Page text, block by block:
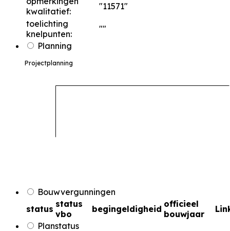
kwalitatief:
"11571"
toelichting
knelpunten:
""
Planning
Projectplanning
Bouwvergunningen
status status
vbo
begingeldigheid officieel
bouwjaar
Planstatus